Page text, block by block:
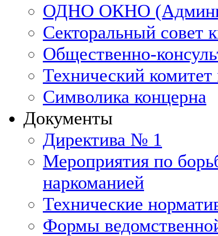
ОДНО ОКНО
Секторальный совет
Общественно-
Технический
Символика концерна
Документы
Директива № 1
Мероприятия по
наркоманией
Технические
Формы